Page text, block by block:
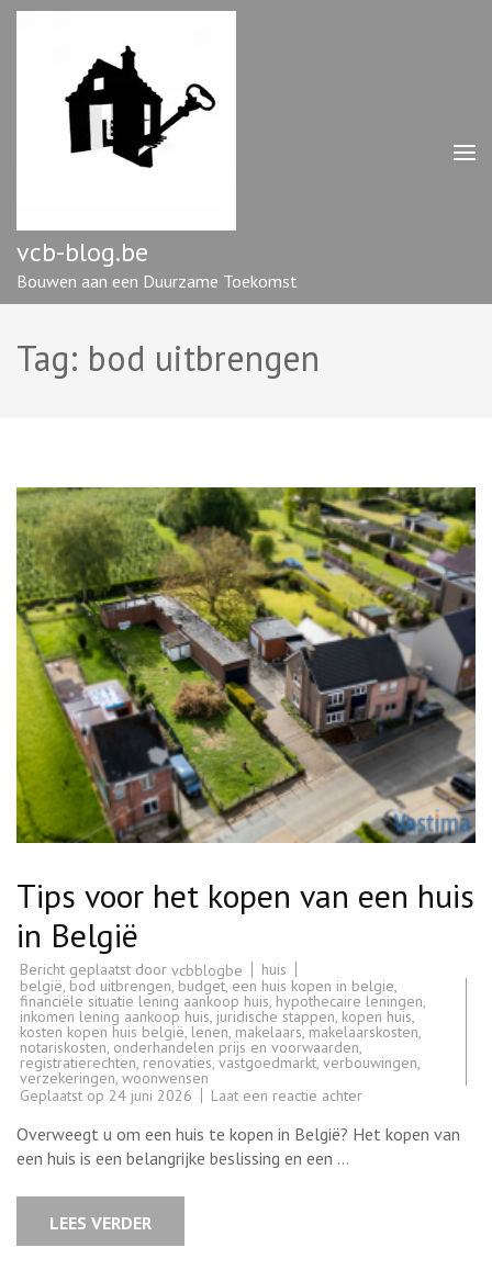
Ga
vcb-blog.be
Bouwen aan een Duurzame Toekomst
Tag: bod uitbrengen
Tips voor het kopen van een huis
in België
Bericht geplaatst door vcbblogbe
huis
belgië, bod uitbrengen, budget, een huis kopen in belgie,
financiële situatie lening aankoop huis, hypothecaire leningen,
inkomen lening aankoop huis, juridische stappen, kopen huis,
kosten kopen huis belgië, lenen, makelaars, makelaarskosten,
notariskosten, onderhandelen prijs en voorwaarden,
registratierechten, renovaties, vastgoedmarkt, verbouwingen,
verzekeringen, woonwensen
Geplaatst op 24 juni 2026 Laat een reactie achterop
voor
het
Overweegt u om een huis te kopen in België? Het kopen van
een huis is een belangrijke beslissing en een …
LEES VERDER